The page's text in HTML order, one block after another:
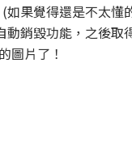
果覺得還是不太懂
銷毀功能，之後取
圖片了！